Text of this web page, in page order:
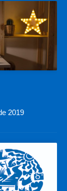
2019